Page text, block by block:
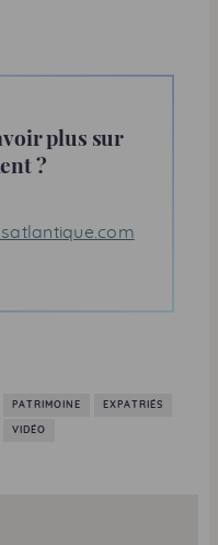
plus sur
?
PATRIMOINE EXPATRIÉS
VIDÉO